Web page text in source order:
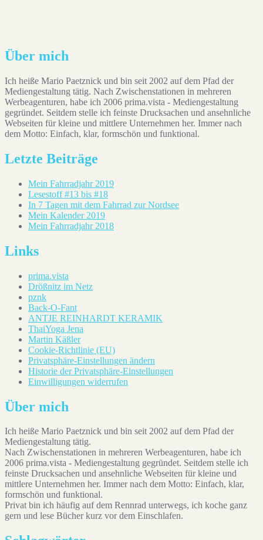
Über mich
Ich heiße Mario Paetznick und bin seit 2002 auf dem Pfad der
Mediengestaltung tätig. Nach Zwischenstationen in mehreren
Werbeagenturen, habe ich 2006 prima.vista - Mediengestaltung
gegründet. Seitdem stelle ich feinste Drucksachen und ansehnliche
Webseiten für kleine und mittlere Unternehmen her. Immer nach
dem Motto: Einfach, klar, formschön und funktional.
Letzte Beiträge
Mein Fahrradjahr 2019
Lesestoff #13 bis #18
In 7 Tagen mit dem Fahrrad zur Nordsee
Mein Kalender 2019
Mein Fahrradjahr 2018
Links
prima.vista
Drößnitz im Netz
pznk
Back-O-Fant
ANTJE REINHARDT KERAMIK
ThaiYoga Jena
Martin Käßler
Cookie-Richtlinie (EU)
Privatsphäre-Einstellungen ändern
Historie der Privatsphäre-Einstellungen
Einwilligungen widerrufen
Über mich
Ich heiße Mario Paetznick und bin seit 2002 auf dem Pfad der
Mediengestaltung tätig.
Nach Zwischenstationen in mehreren Werbeagenturen, habe ich
2006 prima.vista - Mediengestaltung gegründet. Seitdem stelle ich
feinste Drucksachen und ansehnliche Webseiten für kleine und
mittlere Unternehmen her. Immer nach dem Motto: Einfach, klar,
formschön und funktional.
Privat bin ich häufig auf dem Rennrad unterwegs, ich koche ganz
gern und lese Bücher kurz vor dem Einschlafen.